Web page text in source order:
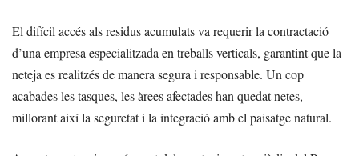
El difícil accés als residus acumulats va requerir la contractació
d’una empresa especialitzada en treballs verticals, garantint que la
neteja es realitzés de manera segura i responsable. Un cop
acabades les tasques, les àrees afectades han quedat netes,
millorant així la seguretat i la integració amb el paisatge natural.